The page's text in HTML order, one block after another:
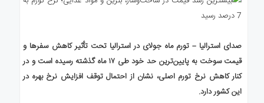
صدای استرالیا – تورم ماه جولای در استرالیا تحت تأثیر کاهش سفرها و
قیمت سوخت به پایین‌‌ترین حد خود طی ۱۷ ماه گذشته رسیده است و در
کنار کاهش نرخ تورم اصلی، نشان از احتمال توقف افزایش نرخ بهره در
این کشور دارد.